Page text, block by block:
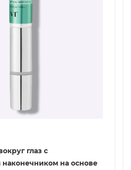
глаз с
наконечником на основе